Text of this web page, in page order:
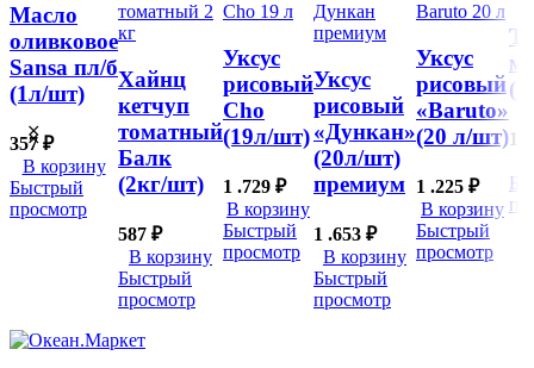
Масло
оливковое
Sansa пл/б
(1л/шт)
357₽
В корзину
Быстрый
просмотр
Хайнц
кетчуп
томатный
Балк
(2кг/шт)
587 ₽
В корзину
Быстрый
просмотр
Уксус
рисовый
Cho
(19л/шт)
1 .729 ₽
В корзину
Быстрый
просмотр
Уксус
рисовый
«Дункан»
(20л/шт)
премиум
1 .653 ₽
В корзину
Быстрый
просмотр
Уксус
рисовый
«Baruto»
(20 л/шт)
1 .225 ₽
В корзину
Быстрый
просмотр
1